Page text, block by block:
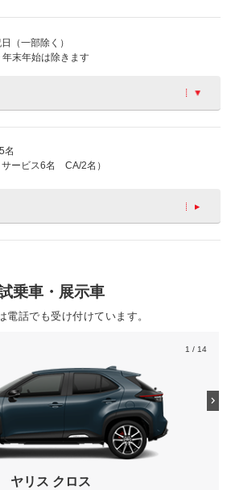
（一部除く）
末年始は除きます
名
ービス6名 CA/2名）
乗車・展示車
電話でも受け付けています。
1 / 14
ヤリス クロス